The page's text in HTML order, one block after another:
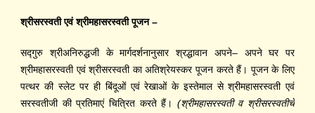
श्रीसरस्वती एवं श्रीमहासरस्वती पूजन –
सद्‍गुरु श्रीअनिरुद्धजी के मार्गदर्शनानुसार श्रद्धावान अपने–अपने घर पर
श्रीमहासरस्वती एवं श्रीसरस्वती का अतिश्रेयस्कर पूजन करते हैं। पूजन के लिए
पत्थर की स्लेट पर ही बिंदूओं एवं रेखाओं के इस्तेमाल से श्रीमहासरस्वती एवं
सरस्वतीजी की प्रतिमाएं चित्रित करते हैं। (श्रीमहासरस्वती व श्रीसरस्वतीचे